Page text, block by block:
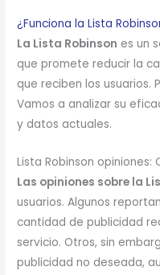
¿Funciona la Lista
La Lista Robinson es un
que promete reducir la
que reciben los usuarios.
Vamos a analizar su
y datos actuales.
Lista Robinson opiniones:
Las opiniones sobre la
usuarios. Algunos
cantidad de publicidad
servicio. Otros, sin
publicidad no deseada,